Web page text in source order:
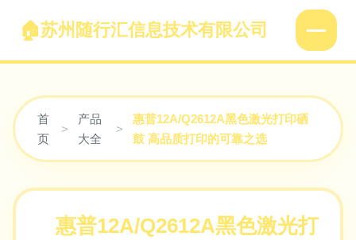
苏州随行汇信息技术有限公司
首
页
>
产品
大全
>
惠普12A/Q2612A黑色激光打印硒
鼓 高品质打印的可靠之选
惠普12A/Q2612A黑色激光打